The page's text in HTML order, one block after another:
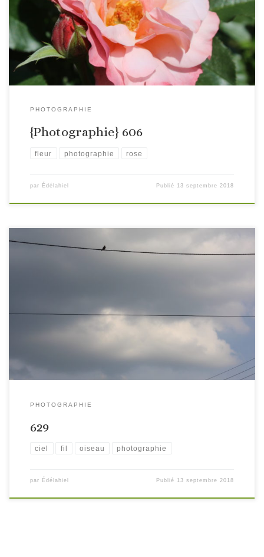
PHOTOGRAPHIE
{Photographie} 606
fleur photographie rose
par Édélahiel Publié 13 septembre 2018
PHOTOGRAPHIE
629
ciel fil oiseau photographie
par Édélahiel Publié 13 septembre 2018